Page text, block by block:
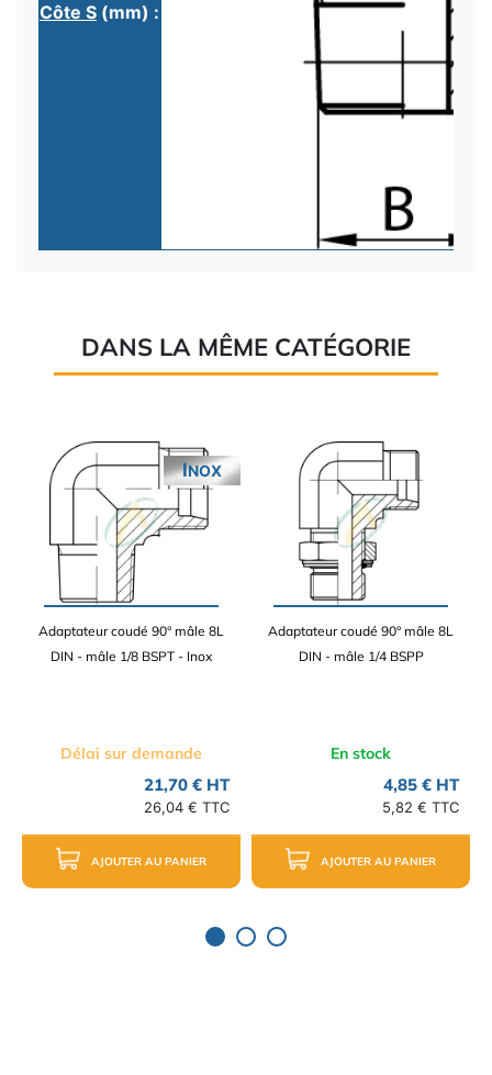
Côte S (mm) :
DANS LA MÊME CATÉGORIE
Adaptateur coudé 90° mâle 8L
DIN - mâle 1/8 BSPT - Inox
Délai sur demande
21,70 € HT
26,04 € TTC
AJOUTER AU PANIER
INOX
Adaptateur coudé 90° mâle 8L
DIN - mâle 1/4 BSPP
En stock
4,85 € HT
5,82 € TTC
AJOUTER AU PANIER